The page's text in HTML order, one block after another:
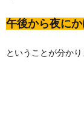
午後から夜に
ということが分かり